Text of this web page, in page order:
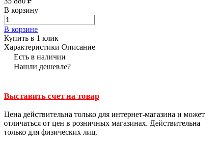
В корзину
В корзине
Купить в 1 клик
Характеристики Описание
Есть в наличии
Нашли дешевле?
Выставить счет на товар
Цена действительна только для интернет-магазина и может
отличаться от цен в розничных магазинах. Действительна
только для физических лиц.